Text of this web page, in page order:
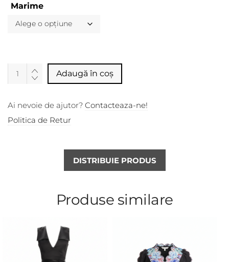
Marime
Adaugă în coș
Ai nevoie de ajutor? Contacteaza-ne!
Politica de Retur
DISTRIBUIE PRODUS
Produse similare